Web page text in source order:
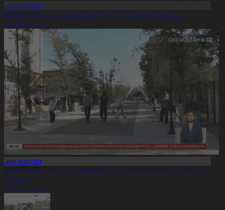
елдің дзюдошылары өзара тәжірибе алмасып жатыр
20:22
облысында 22 мыңнан аса тұрғын тазалық жұмысына
20:20